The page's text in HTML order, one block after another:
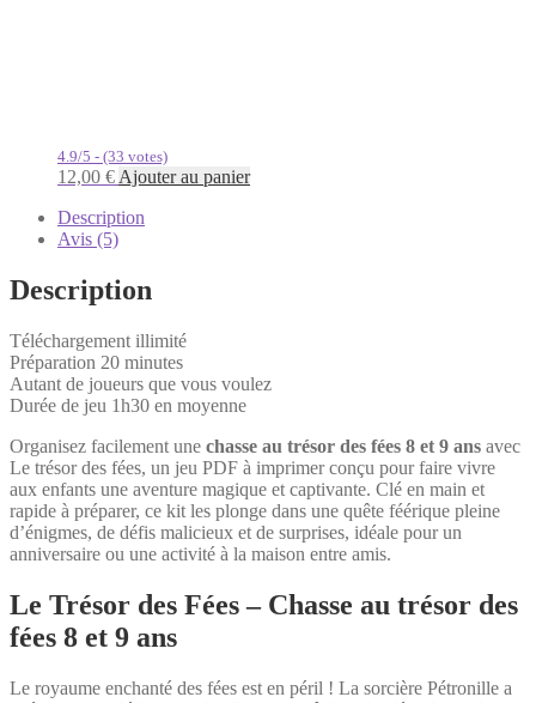
4.9/5 - (33 votes)
12,00 € Ajouter au panier
Description
Avis (5)
Description
Téléchargement illimité
Préparation 20 minutes
Autant de joueurs que vous voulez
Durée de jeu 1h30 en moyenne
Organisez facilement une chasse au trésor des fées 8 et 9 ans avec
Le trésor des fées, un jeu PDF à imprimer conçu pour faire vivre
aux enfants une aventure magique et captivante. Clé en main et
rapide à préparer, ce kit les plonge dans une quête féérique pleine
d’énigmes, de défis malicieux et de surprises, idéale pour un
anniversaire ou une activité à la maison entre amis.
Le Trésor des Fées – Chasse au trésor des
fées 8 et 9 ans
Le royaume enchanté des fées est en péril ! La sorcière Pétronille a